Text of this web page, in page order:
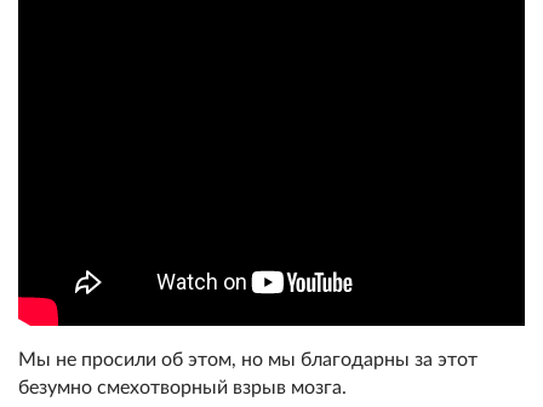
Мы не просили об этом, но мы благодарны за этот
безумно смехотворный взрыв мозга.